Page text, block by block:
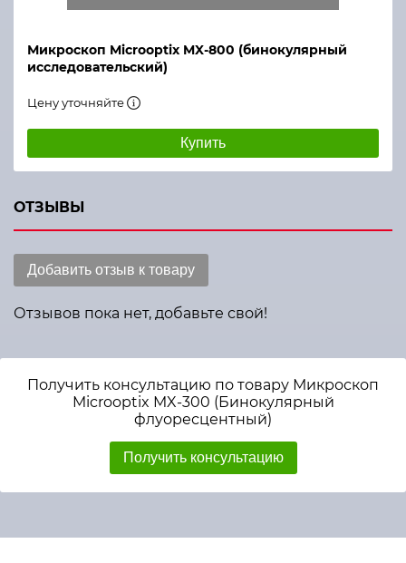
Микроскоп Microoptix MX-800 (бинокулярный
исследовательский)
Цену уточняйте
Купить
ОТЗЫВЫ
Добавить отзыв к товару
Отзывов пока нет, добавьте свой!
Получить консультацию по товару Микроскоп
Microoptix MX-300 (Бинокулярный
флуоресцентный)
Получить консультацию